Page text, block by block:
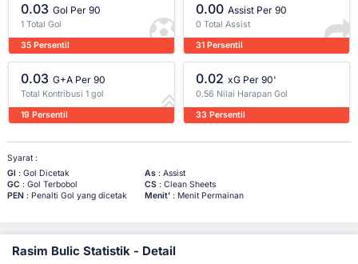
0.03 Gol Per 90
1 Total Gol
35 Persentil
0.00 Assist Per 90
0 Total Assist
31 Persentil
0.03 G+A Per 90
Total Kontribusi 1 gol
19 Persentil
0.02 xG Per 90'
0.56 Nilai Harapan Gol
33 Persentil
Syarat :
Gl : Gol Dicetak As: Assist
GC : Gol Terbobol CS: Clean Sheets
PEN: Penalti Gol yang dicetak Menit': Menit Permainan
Rasim Bulic Statistik - Detail